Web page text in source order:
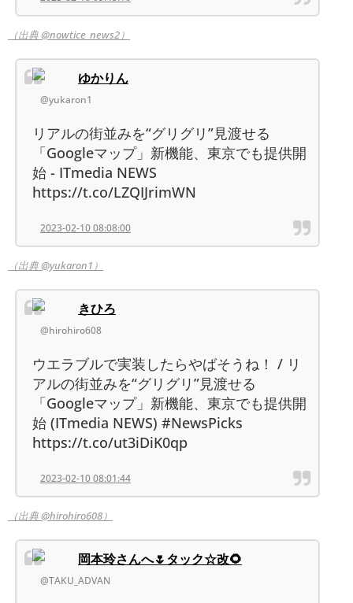
（出典 @nowtice_news2）
ゆかりん
@yukaron1
リアルの街並みを“グリグリ”見渡せる
「Googleマップ」新機能、東京でも提供開
始 - ITmedia NEWS
https://t.co/LZQIJrimWN
2023-02-10 08:08:00
（出典 @yukaron1）
きひろ
@hirohiro608
ウエラブルで実装したらやばそうね！ / リ
アルの街並みを“グリグリ”見渡せる
「Googleマップ」新機能、東京でも提供開
始 (ITmedia NEWS) #NewsPicks
https://t.co/ut3iDiK0qp
2023-02-10 08:01:44
（出典 @hirohiro608）
岡本玲さんへ🌷タック☆改🌻
@TAKU_ADVAN